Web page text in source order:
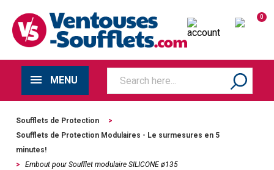
0
MENU
Soufflets de Protection
>
Soufflets de Protection Modulaires - Le surmesures en 5
minutes!
>
Embout pour Soufflet modulaire SILICONE ø135